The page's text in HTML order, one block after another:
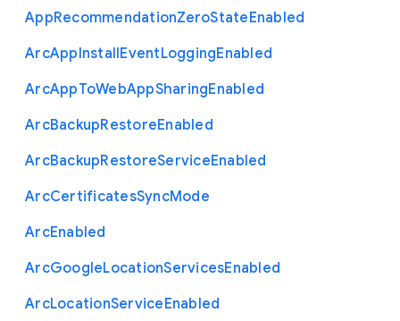
AppRecommendationZeroStateEnabled
ArcAppInstallEventLoggingEnabled
ArcAppToWebAppSharingEnabled
ArcBackupRestoreEnabled
ArcBackupRestoreServiceEnabled
ArcCertificatesSyncMode
ArcEnabled
ArcGoogleLocationServicesEnabled
ArcLocationServiceEnabled